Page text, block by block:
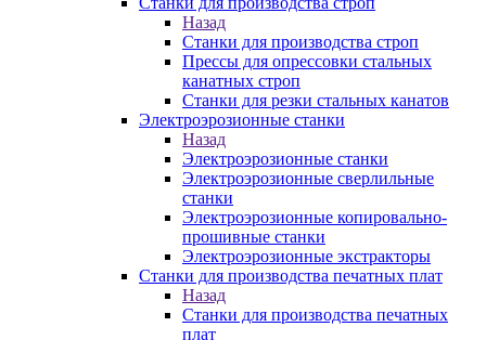
Назад
Станки для производства строп
Прессы для опрессовки стальных
канатных строп
Станки для резки стальных канатов
Электроэрозионные станки
Назад
Электроэрозионные станки
Электроэрозионные сверлильные
станки
Электроэрозионные копировально-
прошивные станки
Электроэрозионные экстракторы
Станки для производства печатных плат
Назад
Станки для производства печатных
плат